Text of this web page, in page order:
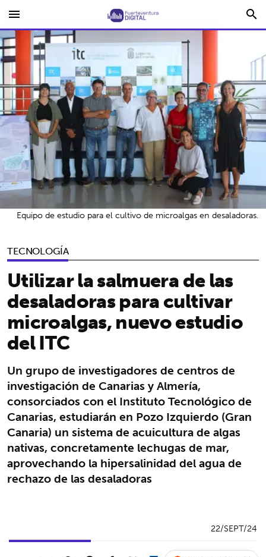
menu search
TECNOLOGÍA
Utilizar la salmuera de las
desaladoras para cultivar
microalgas, nuevo estudio
del ITC
Un grupo de investigadores de centros de
investigación de Canarias y Almería,
consorciados con el Instituto Tecnológico de
Canarias, estudiarán en Pozo Izquierdo (Gran
Canaria) un sistema de acuicultura de algas
nativas, concretamente lechugas de mar,
aprovechando la hipersalinidad del agua de
rechazo de las desaladoras
Equipo de estudio para el cultivo de microalgas en desaladoras.
22/SEPT/24